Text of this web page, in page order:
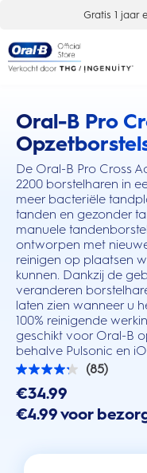
Gratis 1 jaar
Oral-B Pro
De Oral-B Pro Cross
2200 borstelharen in
meer bacteriële
tanden en gezonder
manuele
ontworpen met
reinigen op plaatsen
kunnen. Dankzij de
veranderen
laten zien wanneer u
100% reinigende
geschikt voor Oral-B
behalve Pulsonic en
this action will scroll you to the
(85)
4.2
van
de
5
sterren.
€34.99
€4.99 voor